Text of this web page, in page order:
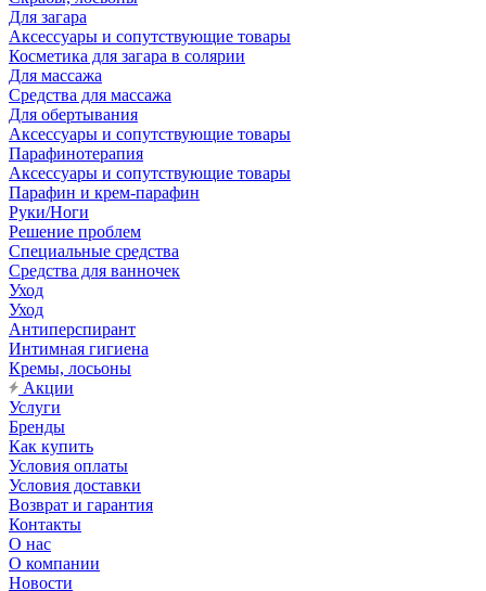
Для загара
Аксессуары и сопутствующие товары
Косметика для загара в солярии
Для массажа
Средства для массажа
Для обертывания
Аксессуары и сопутствующие товары
Парафинотерапия
Аксессуары и сопутствующие товары
Парафин и крем-парафин
Руки/Ноги
Решение проблем
Специальные средства
Средства для ванночек
Уход
Уход
Антиперспирант
Интимная гигиена
Кремы, лосьоны
Акции
Услуги
Бренды
Как купить
Условия оплаты
Условия доставки
Возврат и гарантия
Контакты
О нас
О компании
Новости